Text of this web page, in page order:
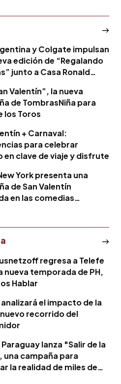
y Colgate impulsan
edición de “Regalando
junto a Casa Ronald
Valentín”, la nueva
de TombrasNiña para
los Toros
+ Carnaval:
para celebrar
en clave de viaje y disfrute
York presenta una
de San Valentín
en las comedias
regresa a Telefe
nueva temporada de PH,
Hablar
analizará el impacto de la
nuevo recorrido del
Paraguay lanza "Salir de la
una campaña para
la realidad de miles de